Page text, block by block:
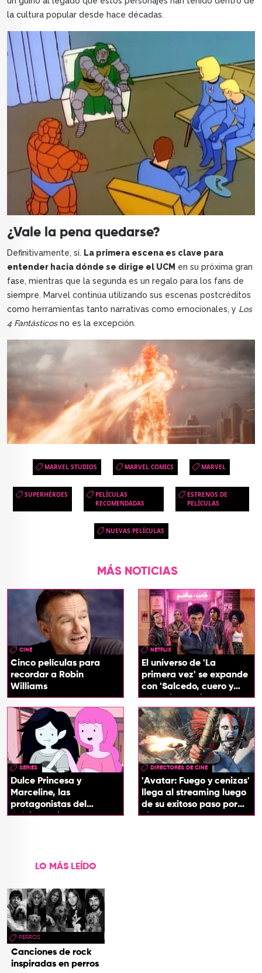
la cultura popular desde hace décadas.
¿Vale la pena quedarse?
Definitivamente, sí. La primera escena es clave para
entender hacia dónde se dirige el UCM en su próxima gran
fase, mientras que la segunda es un regalo para los fans de
siempre. Marvel continúa utilizando sus escenas postcréditos
como herramientas tanto narrativas como emocionales, y Los
4 Fantásticosno es la excepción.
MARVEL STUDIOS MARVEL COMICS MARVEL
SUPERHÉROES
PELÍCULAS
RECOMENDADAS
ESTRENOS DE
PELÍCULAS
NUEVAS PELÍCULAS
MÁS NOTICIAS
CINE
Cinco películas para
recordar a Robin
Williams
NETFLIX
El universo de 'La
primera vez' se expande
con 'Salcedo, cuero y
boogaloo', spin off
SERIES
Dulce Princesa y
Marceline, las
protagonistas del
próximo spin-off de 'Hora
DIRECTORES DE CINE
'Avatar: Fuego y cenizas'
llega al streaming luego
de su exitoso paso por
cines
LO MÁS LEÍDO
PERROS
Canciones de rock
inspiradas en perros